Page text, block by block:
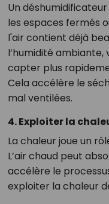
Un
les espaces fermés
l'air contient déjà
l’humidité
capter plus
Cela accélère le
mal ventilées.
4. Exploiter la
La chaleur joue un
L’air chaud peut
accélère le
exploiter la chaleur